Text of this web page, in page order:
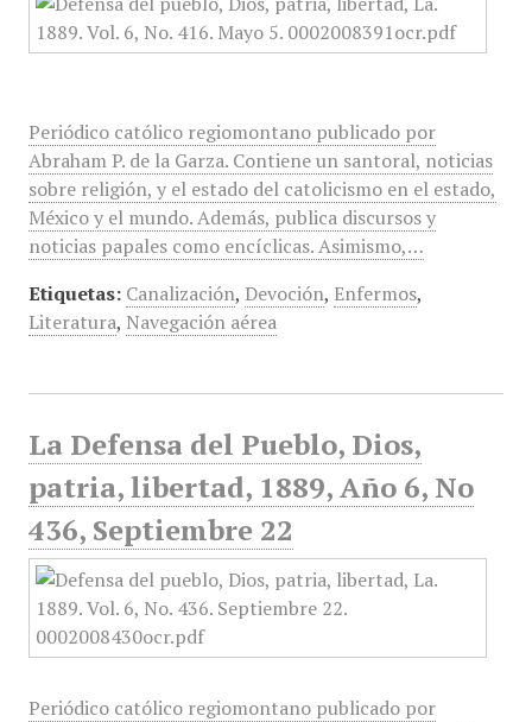
Periódico católico regiomontano publicado por
Abraham P. de la Garza. Contiene un santoral, noticias
sobre religión, y el estado del catolicismo en el estado,
México y el mundo. Además, publica discursos y
noticias papales como encíclicas. Asimismo,…
Etiquetas: Canalización, Devoción, Enfermos,
Literatura, Navegación aérea
La Defensa del Pueblo, Dios,
patria, libertad, 1889, Año 6, No
436, Septiembre 22
Periódico católico regiomontano publicado por